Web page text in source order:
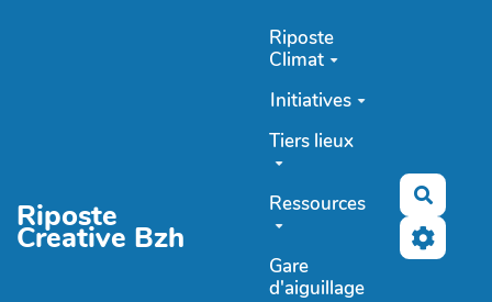
Riposte
Creative Bzh
Riposte
Climat
Initiatives
Tiers lieux
Ressources
Gare
d'aiguillage